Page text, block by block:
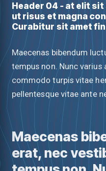
Header 04 - at elit sit
ut risus et magna
Curabitur sit amet
Maecenas bibendum
tempus non. Nunc varius
commodo turpis vitae
pellentesque vitae ante
Maecenas
erat, nec